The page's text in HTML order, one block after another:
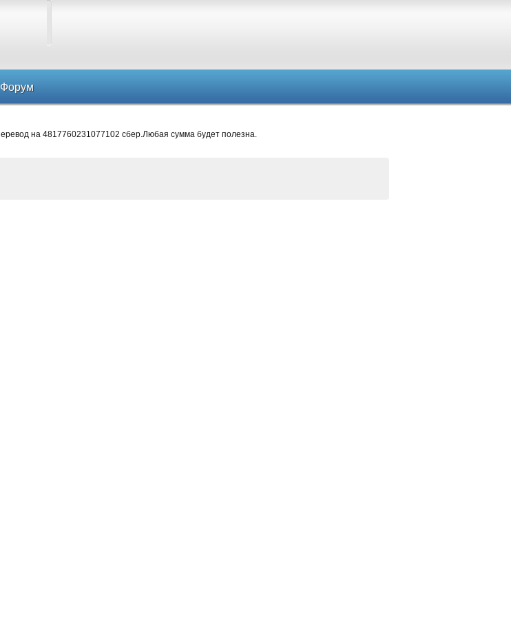
Форум
на 4817760231077102 сбер.Любая сумма будет полезна.